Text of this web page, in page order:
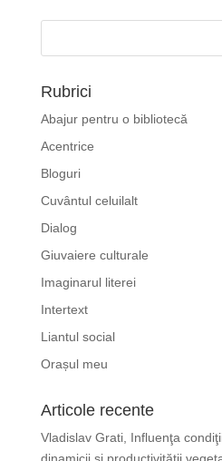
Rubrici
Abajur pentru o bibliotecă
Acentrice
Bloguri
Cuvântul celuilalt
Dialog
Giuvaiere culturale
Imaginarul literei
Intertext
Liantul social
Orașul meu
Articole recente
Vladislav Grati, Influenţa